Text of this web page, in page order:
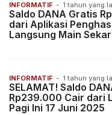
INFORMATIF - 1 tahun yang
Saldo DANA Gratis
dari Aplikasi
Langsung Main
INFORMATIF - 1 tahun yang
SELAMAT! Saldo
Rp239.000 Cair dari
Pagi Ini 17 Juni 2025